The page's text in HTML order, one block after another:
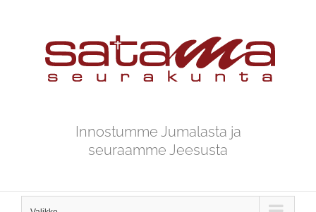
Innostumme Jumalasta ja
seuraamme Jeesusta